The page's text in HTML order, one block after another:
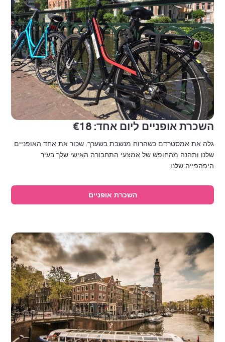
השכרת אופניים ליום אחד: €18
גלה את אמסטרדם כשהרוח מנשבת בשערך. שכור את אחד האופניים
שלנו ותהנה מהחופש של אמצעי התחבורה האישי שלך בעיר
היפהפייה שלנו.
השכרת אופניים